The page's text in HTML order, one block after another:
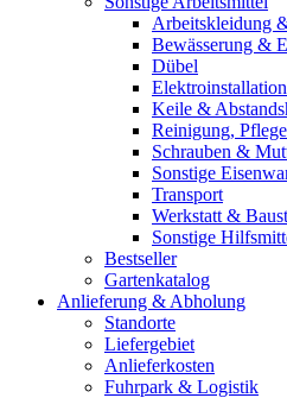
Arbeitskleidung
Bewässerung &
Dübel
Keile &
Reinigung,
Schrauben &
Sonstige
Transport
Werkstatt &
Sonstige
Bestseller
Gartenkatalog
Anlieferung & Abholung
Standorte
Liefergebiet
Anlieferkosten
Fuhrpark & Logistik